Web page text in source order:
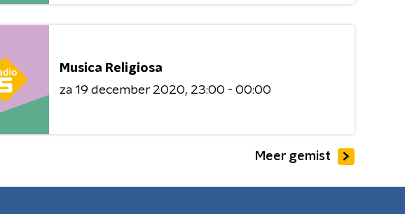
Musica Religiosa
za 19 december 2020 23:00 - 00:00
Meer gemist